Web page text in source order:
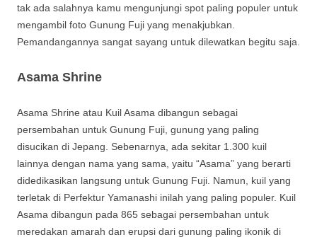
tak ada salahnya kamu mengunjungi spot paling populer untuk
mengambil foto Gunung Fuji yang menakjubkan.
Pemandangannya sangat sayang untuk dilewatkan begitu saja.
Asama Shrine
Asama Shrine atau Kuil Asama dibangun sebagai
persembahan untuk Gunung Fuji, gunung yang paling
disucikan di Jepang. Sebenarnya, ada sekitar 1.300 kuil
lainnya dengan nama yang sama, yaitu “Asama” yang berarti
didedikasikan langsung untuk Gunung Fuji. Namun, kuil yang
terletak di Perfektur Yamanashi inilah yang paling populer. Kuil
Asama dibangun pada 865 sebagai persembahan untuk
meredakan amarah dan erupsi dari gunung paling ikonik di